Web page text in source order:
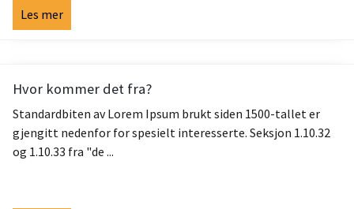
Les mer
Hvor kommer det fra?
Standardbiten av Lorem Ipsum brukt siden 1500-tallet er
gjengitt nedenfor for spesielt interesserte. Seksjon 1.10.32
og 1.10.33 fra "de ...